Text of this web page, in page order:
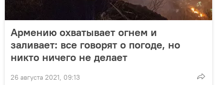
Армению охватывает огнем и
заливает: все говорят о погоде, но
никто ничего не делает
26 августа 2021, 09:13